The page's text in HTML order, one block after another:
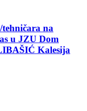
tehničara na
u JZU Dom
Kalesija